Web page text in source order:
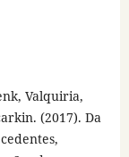
Valquiria,
(2017). Da